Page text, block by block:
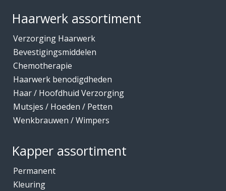
Haarwerk assortiment
Verzorging Haarwerk
Bevestigingsmiddelen
Chemotherapie
Haarwerk benodigdheden
Haar / Hoofdhuid Verzorging
Mutsjes / Hoeden / Petten
Wenkbrauwen / Wimpers
Kapper assortiment
Permanent
Kleuring